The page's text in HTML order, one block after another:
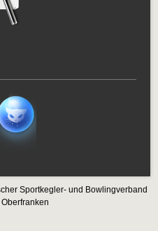
Sportkegler- und Bowlingverband